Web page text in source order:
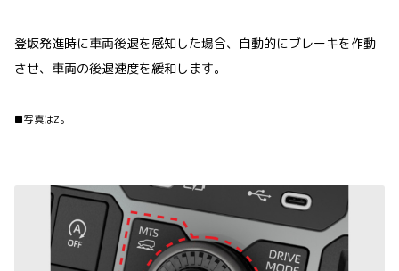
登坂発進時に車両後退を感知した場合、自動的にブレーキを作動
させ、車両の後退速度を緩和します。
■写真はZ。